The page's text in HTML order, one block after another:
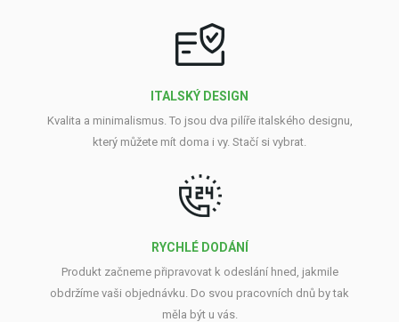
ITALSKÝ DESIGN
Kvalita a minimalismus. To jsou dva pilíře italského designu,
který můžete mít doma i vy. Stačí si vybrat.
RYCHLÉ DODÁNÍ
Produkt začneme připravovat k odeslání hned, jakmile
obdržíme vaši objednávku. Do svou pracovních dnů by tak
měla být u vás.